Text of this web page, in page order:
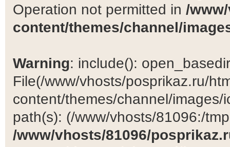
Operation not permitted in /
content/themes/channel/
Warning: include():
File(/www/vhosts/posprikaz.ru/
content/themes/channel/
path(s): (/www/vhosts/81096:/
/www/vhosts/81096/